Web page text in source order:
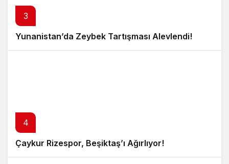
3
Yunanistan’da Zeybek Tartışması Alevlendi!
4
Çaykur Rizespor, Beşiktaş’ı Ağırlıyor!